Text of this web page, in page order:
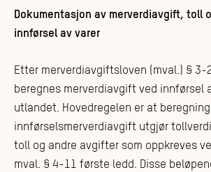
Dokumentasjon av merverdiavgift, toll
innførsel av varer
Etter merverdiavgiftsloven (mval.) § 3-
beregnes merverdiavgift ved innførsel
utlandet. Hovedregelen er at
innførselsmerverdiavgift utgjør
toll og andre avgifter som oppkreves
mval. § 4-11 første ledd. Disse